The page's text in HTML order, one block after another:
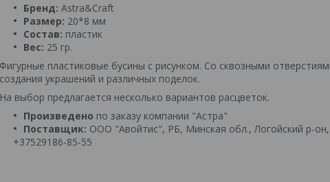
Бренд: Astra&Craft
Размер: 20*8 мм
Состав: пластик
Вес: 25 гр.
Фигурные пластиковые бусины с рисунком. Со сквозными
создания украшений и различных поделок.
На выбор предлагается несколько вариантов расцветок.
Произведено по заказу компании "Астра"
Поставщик: ООО "Авойтис", РБ, Минская обл., Логойский р-
+37529186-85-55